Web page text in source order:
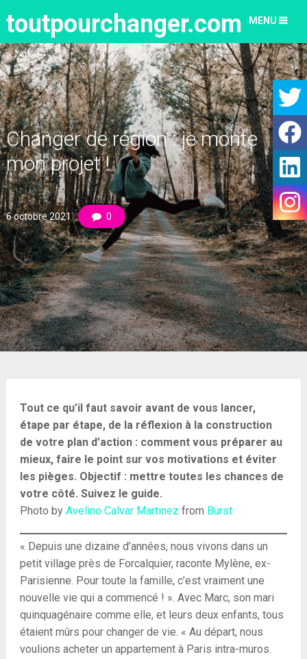
toutpourchanger.com MENU
Changer de région : je monte
mon projet !
6 octobre 2021 0
Tout ce qu’il faut savoir avant de vous lancer,
étape par étape, de la réflexion à la construction
de votre plan d’action : comment vous préparer au
mieux, faire le point sur vos motivations et éviter
les pièges. Objectif : mettre toutes les chances de
votre côté. Suivez le guide.
Photo by Avelino Calvar Martinez from Burst
« Depuis une dizaine d’années, nous vivons dans un
petit village près de Forcalquier, raconte Mylène, ex-
Parisienne. Pour toute la famille, c’est vraiment une
nouvelle vie qui a commencé ! ». Avec Marc, son mari
quinquagénaire comme elle, et leurs deux enfants, tous
étaient mûrs pour changer de vie. « Au départ, nous
voulions acheter un appartement à Paris intra-muros.